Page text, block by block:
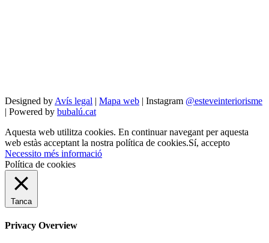
Designed by Avís legal | Mapa web | Instagram @esteveinteriorisme
| Powered by bubalú.cat
Aquesta web utilitza cookies. En continuar navegant per aquesta
web estàs acceptant la nostra política de cookies.Sí, accepto
Necessito més informació
Política de cookies
Tanca
Privacy Overview